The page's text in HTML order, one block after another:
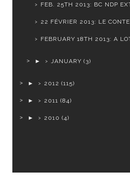
FEB. 25TH 2013: BC NDP
22 FÉVRIER 2013: LE
FEBRUARY 18TH 2013: A
► JANUARY (3)
► 2012 (115)
► 2011 (84)
► 2010 (4)